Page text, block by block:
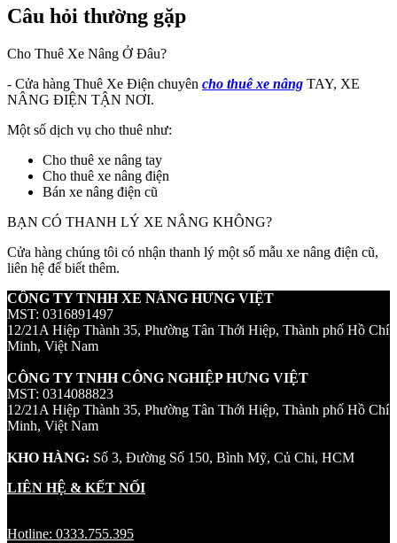
Câu hỏi thường gặp
Cho Thuê Xe Nâng Ở Đâu?
- Cửa hàng Thuê Xe Điện chuyên cho thuê xe nâng TAY, XE
NÂNG ĐIỆN TẬN NƠI.
Một số dịch vụ cho thuê như:
Cho thuê xe nâng tay
Cho thuê xe nâng điện
Bán xe nâng điện cũ
BẠN CÓ THANH LÝ XE NÂNG KHÔNG?
Cửa hàng chúng tôi có nhận thanh lý một số mẫu xe nâng điện cũ,
liên hệ để biết thêm.
CÔNG TY TNHH XE NÂNG HƯNG VIỆT
MST: 0316891497
12/21A Hiệp Thành 35, Phường Tân Thới Hiệp, Thành phố Hồ Chí
Minh, Việt Nam
CÔNG TY TNHH CÔNG NGHIỆP HƯNG VIỆT
MST: 0314088823
12/21A Hiệp Thành 35, Phường Tân Thới Hiệp, Thành phố Hồ Chí
Minh, Việt Nam
KHO HÀNG: Số 3, Đường Số 150, Bình Mỹ, Củ Chi, HCM
LIÊN HỆ & KẾT NỐI
Hotline: 0333.755.395